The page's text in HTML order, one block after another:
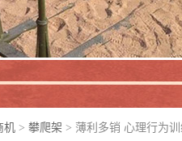
机 > 攀爬架 > 薄利多销 心理行为